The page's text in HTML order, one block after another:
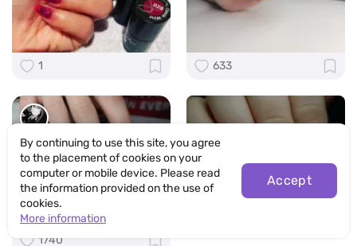
1 633
1740
See more
By continuing to use this site, you agree
to the placement of cookies on your
computer or mobile device. Please read
the information provided on the use of
cookies.
More information
Accept